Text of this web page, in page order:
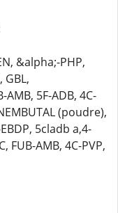
&alpha;-PHP,
GBL,
5F-ADB, 4C-
(poudre),
5cladb a,4-
FUB-AMB, 4C-PVP,